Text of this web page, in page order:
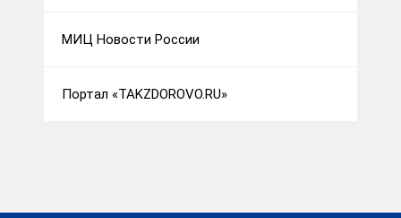
МИЦ Новости России
Портал «TAKZDOROVO.RU»